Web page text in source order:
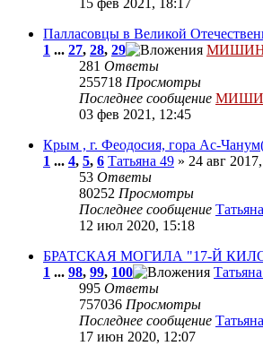
15 фев 2021, 18:17
Палласовцы в Великой
1 ... 27, 28, 29
281 Ответы
255718 Просмотры
Последнее сообщение
03 фев 2021, 12:45
Крым , г. Феодосия, гора Ас-
1 ... 4, 5, 6 Татьяна 49 » 24 авг
53 Ответы
80252 Просмотры
Последнее сообщение
12 июл 2020, 15:18
БРАТСКАЯ МОГИЛА "17-Й
1 ... 98, 99, 100
995 Ответы
757036 Просмотры
Последнее сообщение
17 июн 2020, 12:07